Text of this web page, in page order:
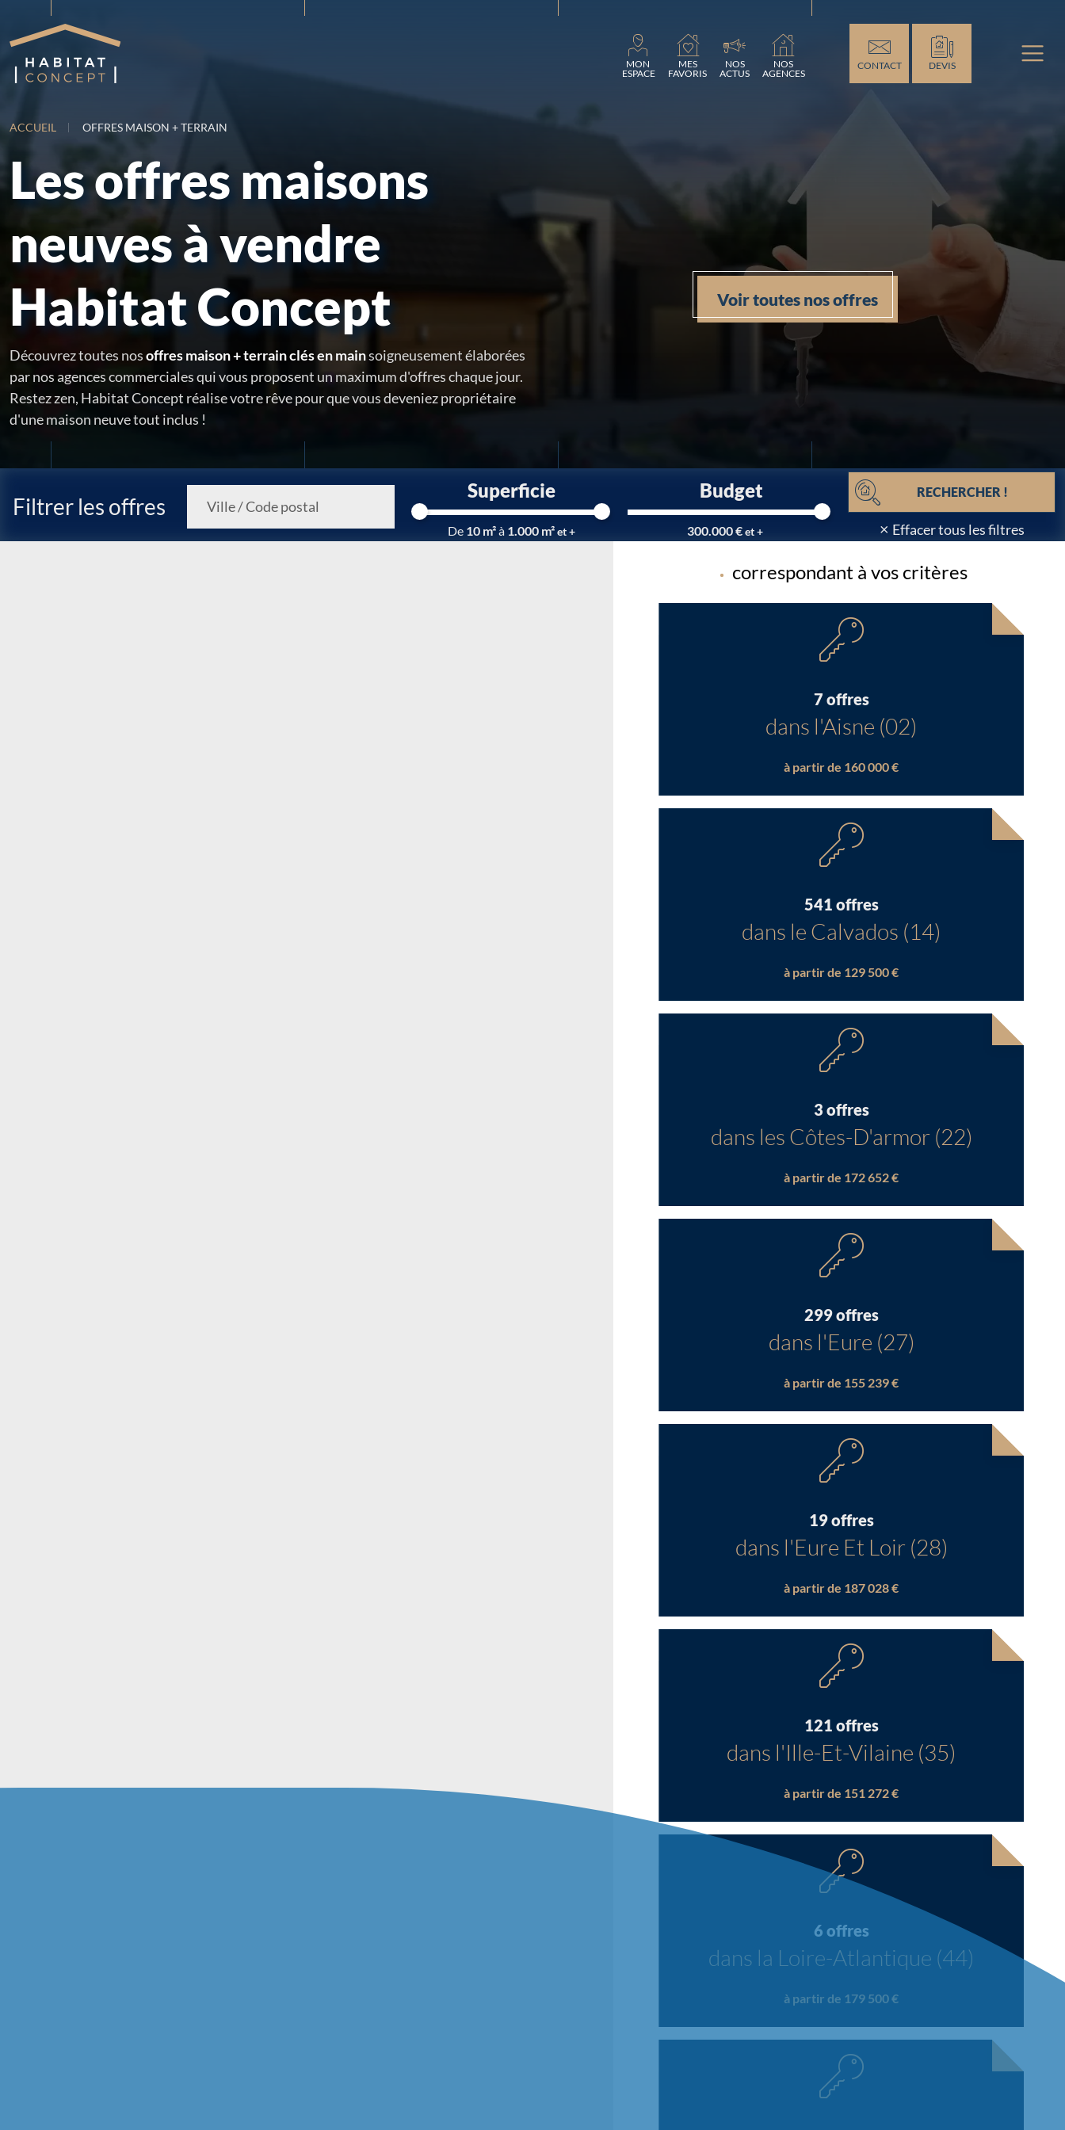
MON
ESPACE
Chargement...
MES
FAVORIS
NOS
ACTUS
NOS
AGENCES
CONTACT DEVIS
ACCUEIL OFFRES MAISON + TERRAIN
Les offres maisons
neuves à vendre
Habitat Concept
Découvrez toutes nosoffres maison + terrain clés en mainsoigneusement élaborées
par nos agences commerciales qui vous proposent un maximum d'offres chaque jour.
Restez zen, Habitat Concept réalise votre rêve pour que vous deveniez propriétaire
d'une maison neuve tout inclus !
Voir toutes nos offres
Filtrer les offres
Superficie
De 10 m²à 1.000 m²et +
Budget
300.000 €et +
RECHERCHER !
× Effacer tous les filtres
Chargement...
correspondant à vos critères
7 offres
dans l'Aisne (02)
à partir de 160 000 €
541 offres
dans le Calvados (14)
à partir de 129 500 €
3 offres
dans les Côtes-D'armor (22)
à partir de 172 652 €
299 offres
dans l'Eure (27)
à partir de 155 239 €
19 offres
dans l'Eure Et Loir (28)
à partir de 187 028 €
121 offres
dans l'Ille-Et-Vilaine (35)
à partir de 151 272 €
6 offres
dans la Loire-Atlantique (44)
à partir de 179 500 €